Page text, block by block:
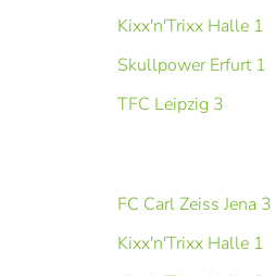
Kixx'n'Trixx Halle 1
Skullpower Erfurt 1
TFC Leipzig 3
FC Carl Zeiss Jena 3
Kixx'n'Trixx Halle 1